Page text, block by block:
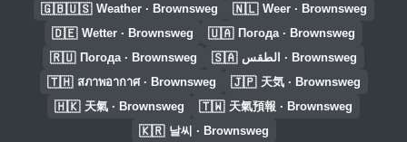
🇬🇧🇺🇸 Weather · Brownsweg 🇳🇱 Weer · Brownsweg
🇩🇪 Wetter · Brownsweg 🇺🇦 Погода · Brownsweg
🇷🇺 Погода · Brownsweg 🇸🇦 الطقس · Brownsweg
🇹🇭 สภาพอากาศ · Brownsweg 🇯🇵 天気 · Brownsweg
🇭🇰 天氣 · Brownsweg 🇹🇼 天氣預報 · Brownsweg
🇰🇷 날씨 · Brownsweg